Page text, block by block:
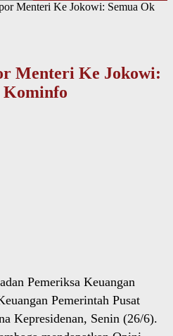
Menteri Ke Jokowi: Semua Ok
Menteri Ke Jokowi:
Kominfo
Pemeriksa Keuangan
Pemerintah Pusat
Kepresidenan, Senin (26/6).